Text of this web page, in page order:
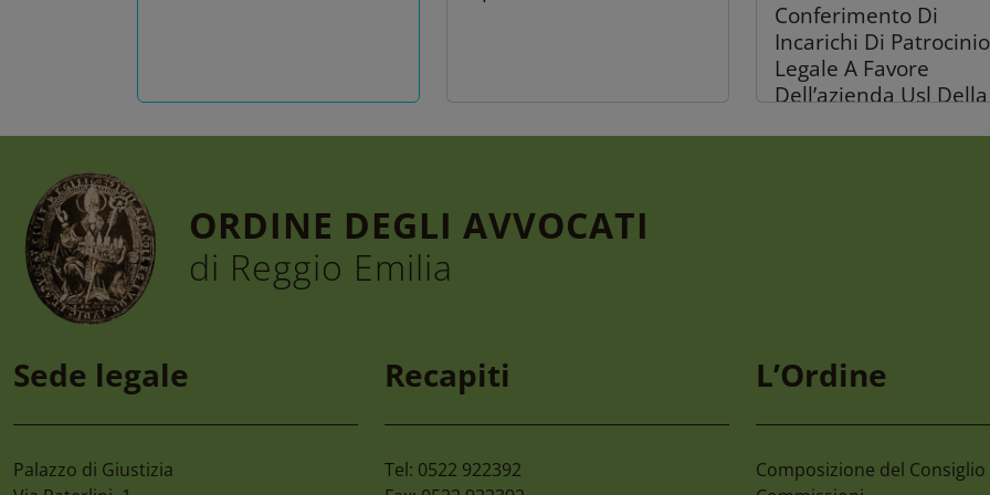
Conferimento Di
Incarichi Di Patrocinio
Legale A Favore
Dell’azienda Usl Della
Convegno “la Tutela
Dell’ambiente,
Dall’habitat
81/2026. Le Nuove
Cimone 2027 59°
Campionato Nazionale
Sci Avvocati E Magistrati
C.c. Reggio Calabria –
Organizzazione
Colloqui Tra
ORDINE DEGLI AVVOCATI
di Reggio Emilia
Sede legale
Palazzo di Giustizia
Recapiti
Tel: 0522 922392
L’Ordine
Composizione del Consiglio